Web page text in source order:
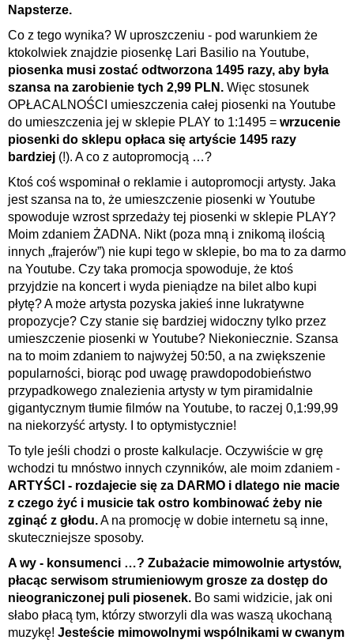
Napsterze.
Co z tego wynika? W uproszczeniu - pod warunkiem że
ktokolwiek znajdzie piosenkę Lari Basilio na Youtube,
piosenka musi zostać odtworzona 1495 razy, aby była
szansa na zarobienie tych 2,99 PLN. Więc stosunek
OPŁACALNOŚCI umieszczenia całej piosenki na Youtube
do umieszczenia jej w sklepie PLAY to 1:1495 = wrzucenie
piosenki do sklepu opłaca się artyście 1495 razy
bardziej (!). A co z autopromocją …?
Ktoś coś wspominał o reklamie i autopromocji artysty. Jaka
jest szansa na to, że umieszczenie piosenki w Youtube
spowoduje wzrost sprzedaży tej piosenki w sklepie PLAY?
Moim zdaniem ŻADNA. Nikt (poza mną i znikomą ilością
innych „frajerów”) nie kupi tego w sklepie, bo ma to za darmo
na Youtube. Czy taka promocja spowoduje, że ktoś
przyjdzie na koncert i wyda pieniądze na bilet albo kupi
płytę? A może artysta pozyska jakieś inne lukratywne
propozycje? Czy stanie się bardziej widoczny tylko przez
umieszczenie piosenki w Youtube? Niekoniecznie. Szansa
na to moim zdaniem to najwyżej 50:50, a na zwiększenie
popularności, biorąc pod uwagę prawdopodobieństwo
przypadkowego znalezienia artysty w tym piramidalnie
gigantycznym tłumie filmów na Youtube, to raczej 0,1:99,99
na niekorzyść artysty. I to optymistycznie!
To tyle jeśli chodzi o proste kalkulacje. Oczywiście w grę
wchodzi tu mnóstwo innych czynników, ale moim zdaniem -
ARTYŚCI - rozdajecie się za DARMO i dlatego nie macie
z czego żyć i musicie tak ostro kombinować żeby nie
zginąć z głodu.A na promocję w dobie internetu są inne,
skuteczniejsze sposoby.
A wy - konsumenci …? Zubażacie mimowolnie artystów,
płacąc serwisom strumieniowym grosze za dostęp do
nieograniczonej puli piosenek. Bo sami widzicie, jak oni
słabo płacą tym, którzy stworzyli dla was waszą ukochaną
muzykę! Jesteście mimowolnymi wspólnikami w cwanym